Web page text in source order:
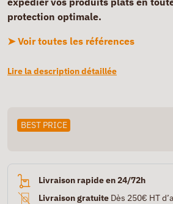
protection optimale.
➤ Voir toutes les références
Lire la description détaillée
BEST PRICE
Livraison rapide en 24/72h
Livraison gratuite Dès 250€ HT